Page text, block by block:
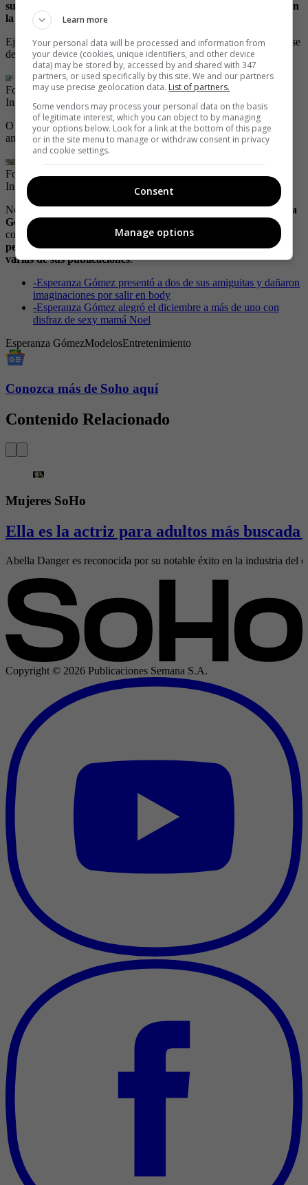
sugerentes imágenes con las que llega a subir la temperatura en
la red y hasta a retar la censura en Instagram.
Ejemplo de esto, las fotos que subió hace algunos días, en las que se
dejó ver en ropa interior, provocando así a más de uno.
Foto: Instagram @yoesperanzagomez | Foto:Captura de pantalla /
Instagram / Montaje
O cuando se dejó ver luciendo un traje de baño enterizo al estilo
animal print, generando malos pensamientos.
Foto: Instagram @yoesperanzagomez | Foto:Captura de pantalla /
Instagram / Montaje
No se puede negar la sensualidad que llega a desbordarEsperanza
Gómezy estas fotos son solo una muestra de ello. Si lo quiere
comprobar por usted mismo, lo invitamos adarse un paso por su
perfil de Instagram, donde de seguro lo dejará sin aliento con
varias de sus publicaciones.
-Esperanza Gómez presentó a dos de sus amiguitas y dañaron
imaginaciones por salir en body
-Esperanza Gómez alegró el diciembre a más de uno con
disfraz de sexy mamá Noel
Esperanza GómezModelosEntretenimiento
Conozca más de Soho aquí
Contenido Relacionado
Mujeres SoHo
Ella es la actriz para adultos más
Abella Danger es reconocida por su notable éxito en la industria del
Copyright © 2026 Publicaciones Semana S.A.
Learn more
Your personal data will be processed and information from
your device (cookies, unique identifiers, and other device
data) may be stored by, accessed by and shared with 347
partners, or used specifically by this site. We and our partners
may use precise geolocation data. List of partners.
Some vendors may process your personal data on the basis
of legitimate interest, which you can object to by managing
your options below. Look for a link at the bottom of this page
or in the site menu to manage or withdraw consent in privacy
and cookie settings.
Consent
Manage options